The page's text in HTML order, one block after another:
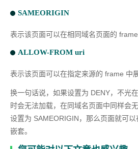
SAMEORIGIN
表示该页面可以在相同域名页面的 frame
ALLOW-FROM uri
表示该页面可以在指定来源的 frame 中展
换一句话说，如果设置为 DENY，不光
时会无法加载，在同域名页面中同样会
设置为 SAMEORIGIN，那么页面就可
嵌套。